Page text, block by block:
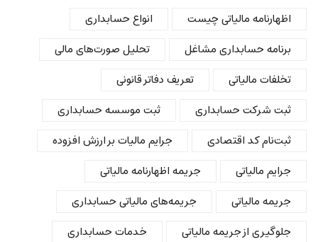
اظهارنامه مالیاتی چیست
انواع حسابداری
برنامه حسابداری مشاغل
تحلیل صورت‌های مالی
تخلفات مالیاتی
تعریف دفاتر قانونی
ثبت شرکت حسابداری
ثبت موسسه حسابداری
ثبت‌نام کد اقتصادی
جرایم مالیات بر ارزش افزوده
جرایم مالیاتی
جریمه اظهارنامه مالیاتی
جریمه مالیاتی
جریمه‌های مالیاتی حسابداری
جلوگیری از جریمه مالیاتی
خدمات حسابداری